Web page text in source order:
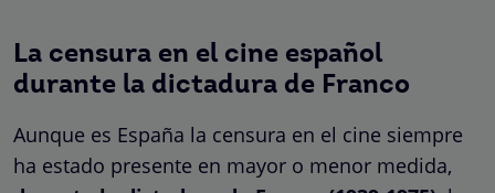
La censura en el cine español
durante la dictadura de Franco
Aunque es España la censura en el cine siempre
ha estado presente en mayor o menor medida,